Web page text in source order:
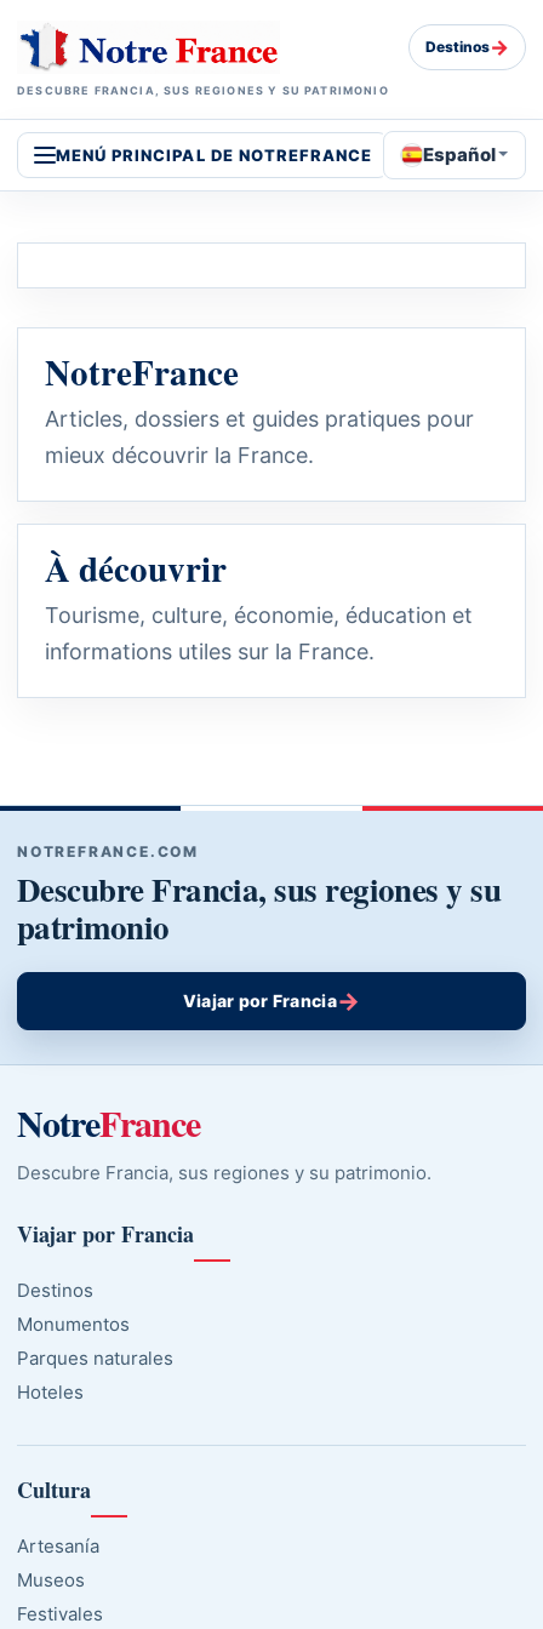
DESCUBRE FRANCIA, SUS REGIONES Y SU PATRIMONIO
Destinos→
MENÚ PRINCIPAL DE NOTREFRANCE Español
NotreFrance
Articles, dossiers et guides pratiques pour
mieux découvrir la France.
À découvrir
Tourisme, culture, économie, éducation et
informations utiles sur la France.
NOTREFRANCE.COM
Descubre Francia, sus regiones y su
patrimonio
Viajar por Francia→
NotreFrance
Descubre Francia, sus regiones y su patrimonio.
Viajar por Francia
Destinos
Monumentos
Parques naturales
Hoteles
Cultura
Artesanía
Museos
Festivales